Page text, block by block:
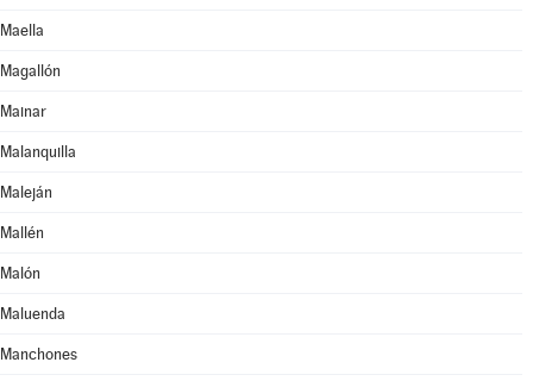
Maella
Magallón
Mainar
Malanquilla
Maleján
Mallén
Malón
Maluenda
Manchones